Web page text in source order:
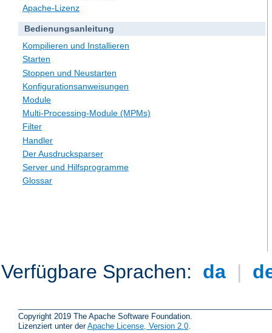
Apache-Lizenz
Bedienungsanleitung
Kompilieren und Installieren
Starten
Stoppen und Neustarten
Konfigurationsanweisungen
Module
Multi-Processing-Module (MPMs)
Filter
Handler
Der Ausdrucksparser
Server und Hilfsprogramme
Glossar
Verfügbare Sprachen: da |
Copyright 2019 The Apache Software Foundation.
Lizenziert unter derApache License, Version 2.0